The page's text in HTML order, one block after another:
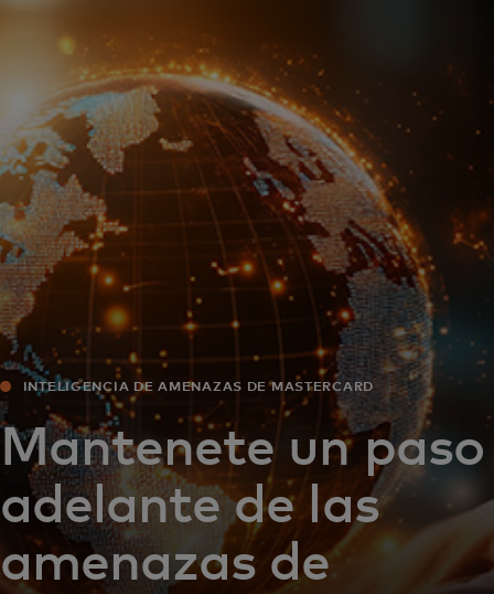
Para vos
Para empresas
Para el mundo
Para innovadores
Noticias y tendencias
INTELIGENCIA DE AMENAZAS DE MASTERCARD
Mantenete un paso
adelante de las
amenazas de